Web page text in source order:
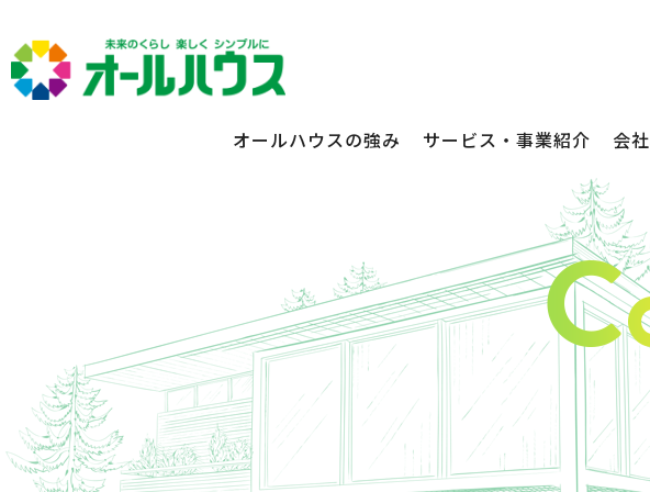
オールハウスの強み サービス・事業紹介
不動産賃貸
会